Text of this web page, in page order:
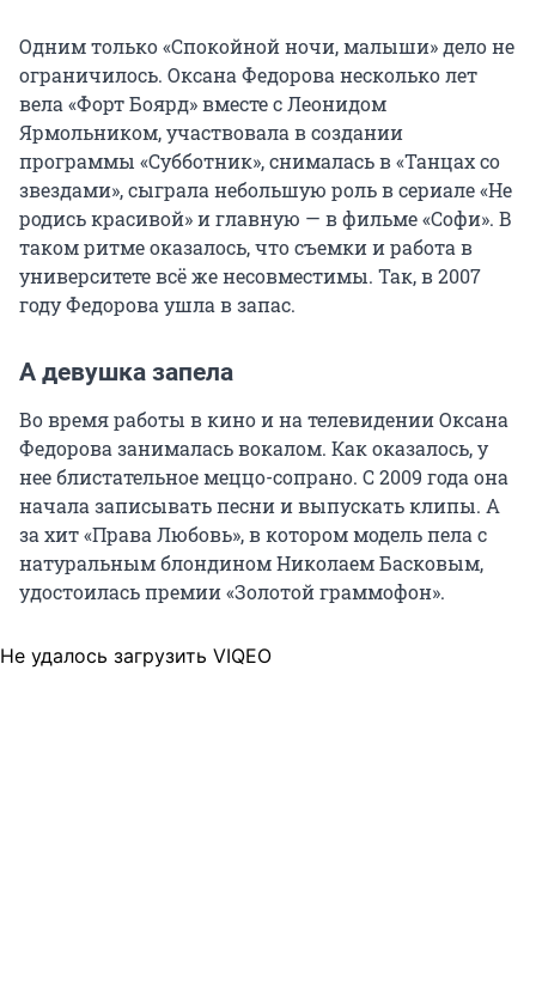
Одним только «Спокойной ночи, малыши» дело не
ограничилось. Оксана Федорова несколько лет
вела «Форт Боярд» вместе с Леонидом
Ярмольником, участвовала в создании
программы «Субботник», снималась в «Танцах со
звездами», сыграла небольшую роль в сериале «Не
родись красивой» и главную — в фильме «Софи». В
таком ритме оказалось, что съемки и работа в
университете всё же несовместимы. Так, в 2007
году Федорова ушла в запас.
А девушка запела
Во время работы в кино и на телевидении Оксана
Федорова занималась вокалом. Как оказалось, у
нее блистательное меццо-сопрано. С 2009 года она
начала записывать песни и выпускать клипы. А
за хит «Права Любовь», в котором модель пела с
натуральным блондином Николаем Басковым,
удостоилась премии «Золотой граммофон».
Не удалось загрузить VIQEO